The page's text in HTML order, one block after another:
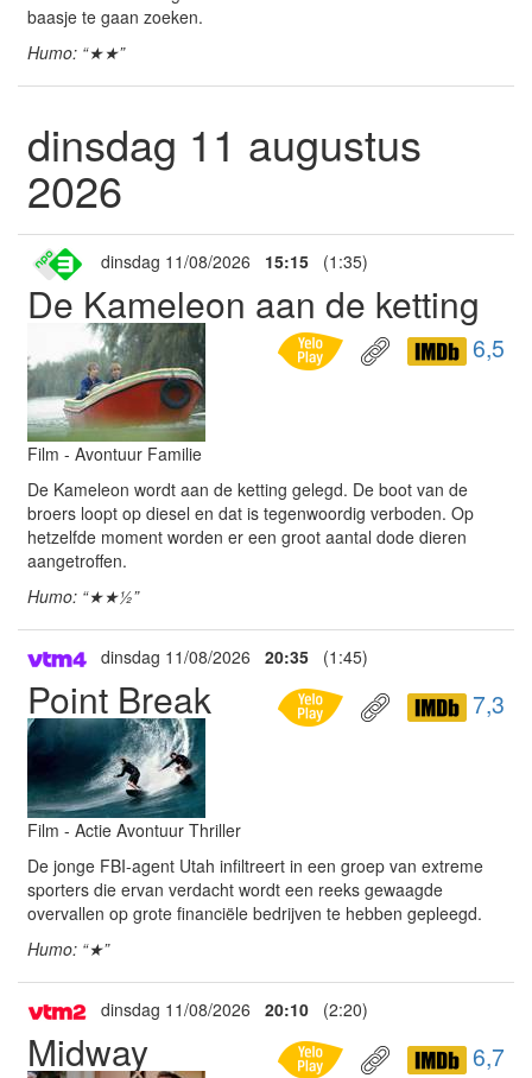
baasje te gaan zoeken.
Humo: “★★”
dinsdag 11 augustus
2026
dinsdag 11/08/2026 15:15 (1:35)
De Kameleon aan de ketting
6,5
Film - Avontuur Familie
De Kameleon wordt aan de ketting gelegd. De boot van de
broers loopt op diesel en dat is tegenwoordig verboden. Op
hetzelfde moment worden er een groot aantal dode dieren
aangetroffen.
Humo: “★★½”
dinsdag 11/08/2026 20:35 (1:45)
Point Break 7,3
Film - Actie Avontuur Thriller
De jonge FBI-agent Utah infiltreert in een groep van extreme
sporters die ervan verdacht wordt een reeks gewaagde
overvallen op grote financiële bedrijven te hebben gepleegd.
Humo: “★”
dinsdag 11/08/2026 20:10 (2:20)
Midway 6,7